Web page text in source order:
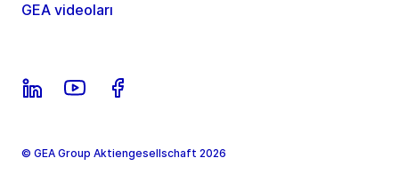
GEA videoları
© GEA Group Aktiengesellschaft 2026